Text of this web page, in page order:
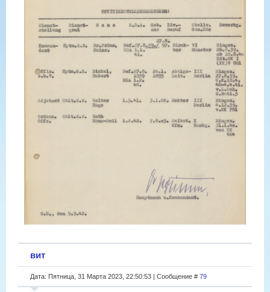
вит
Дата: Пятница, 31 Марта 2023, 22:50:53 | Сообщение # 79